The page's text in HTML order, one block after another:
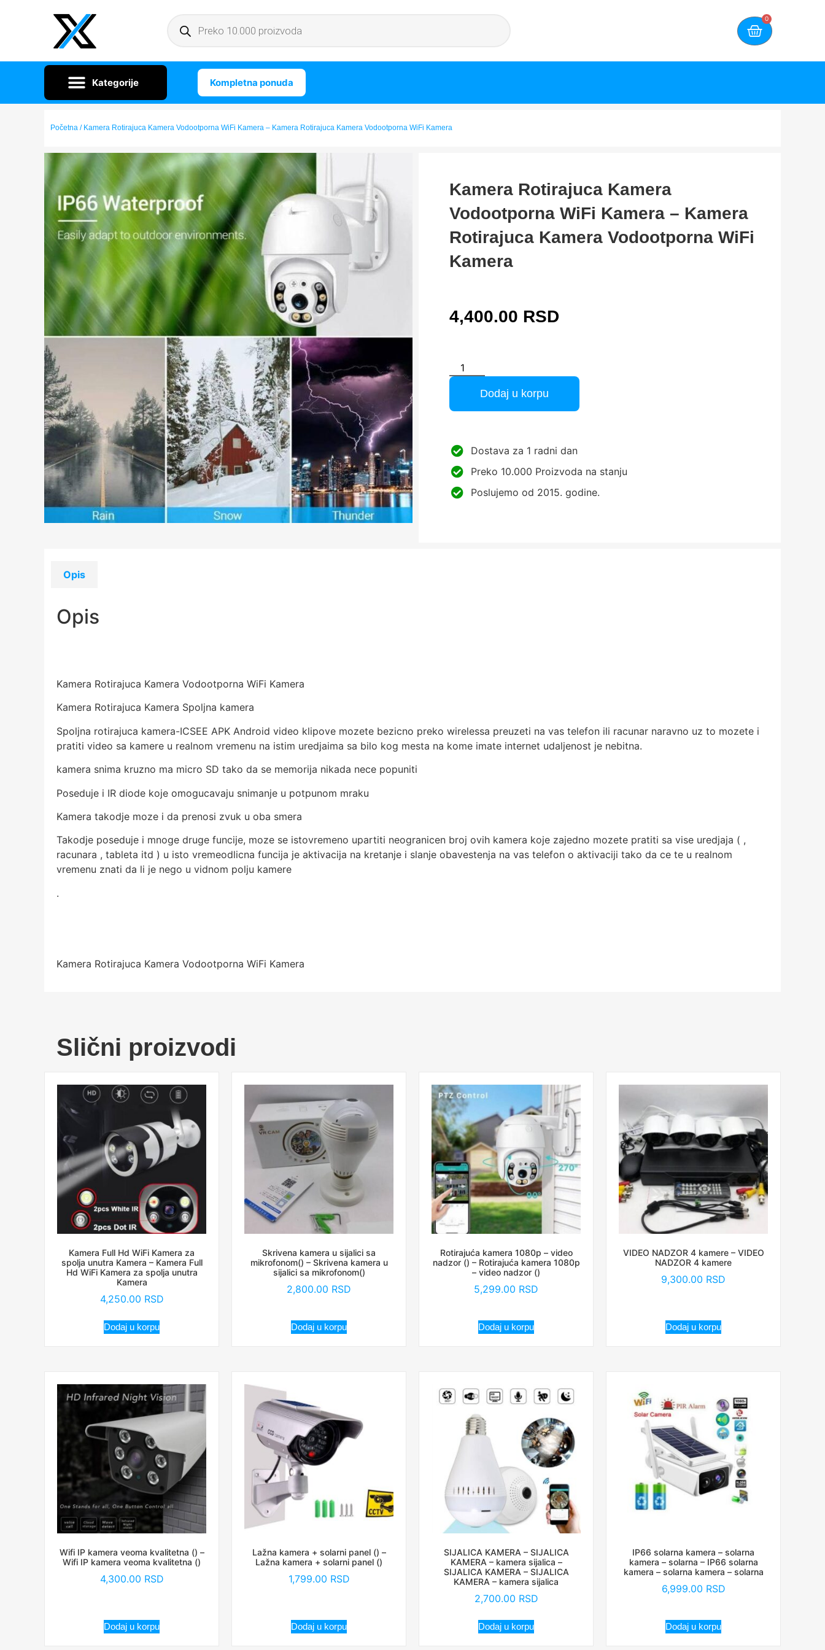
0
Kompletna ponuda
Početna / Kamera Rotirajuca Kamera Vodootporna WiFi Kamera – Kamera Rotirajuca Kamera Vodootporna WiFi Kamera
Kamera Rotirajuca Kamera
Vodootporna WiFi Kamera – Kamera
Rotirajuca Kamera Vodootporna WiFi
Kamera
4,400.00 RSD
Dodaj u korpu
Dostava za 1 radni dan
Preko 10.000 Proizvoda na stanju
Poslujemo od 2015. godine.
Opis
Opis
Kamera Rotirajuca Kamera Vodootporna WiFi Kamera
Kamera Rotirajuca Kamera Spoljna kamera
Spoljna rotirajuca kamera-ICSEE APK Android video klipove mozete bezicno preko wirelessa preuzeti na vas telefon ili racunar naravno uz to mozete i
pratiti video sa kamere u realnom vremenu na istim uredjaima sa bilo kog mesta na kome imate internet udaljenost je nebitna.
kamera snima kruzno ma micro SD tako da se memorija nikada nece popuniti
Poseduje i IR diode koje omogucavaju snimanje u potpunom mraku
Kamera takodje moze i da prenosi zvuk u oba smera
Takodje poseduje i mnoge druge funcije, moze se istovremeno upartiti neogranicen broj ovih kamera koje zajedno mozete pratiti sa vise uredjaja ( ,
racunara , tableta itd ) u isto vremeodlicna funcija je aktivacija na kretanje i slanje obavestenja na vas telefon o aktivaciji tako da ce te u realnom
vremenu znati da li je nego u vidnom polju kamere
.
Kamera Rotirajuca Kamera Vodootporna WiFi Kamera
Slični proizvodi
Kamera Full Hd WiFi Kamera za
spolja unutra Kamera – Kamera Full
Hd WiFi Kamera za spolja unutra
Kamera
4,250.00 RSD
Dodaj u korpu
Skrivena kamera u sijalici sa
mikrofonom() – Skrivena kamera u
sijalici sa mikrofonom()
2,800.00 RSD
Dodaj u korpu
Rotirajuća kamera 1080p – video
nadzor () – Rotirajuća kamera 1080p
– video nadzor ()
5,299.00 RSD
Dodaj u korpu
VIDEO NADZOR 4 kamere – VIDEO
NADZOR 4 kamere
9,300.00 RSD
Dodaj u korpu
Wifi IP kamera veoma kvalitetna () –
Wifi IP kamera veoma kvalitetna ()
4,300.00 RSD
Dodaj u korpu
Lažna kamera + solarni panel () –
Lažna kamera + solarni panel ()
1,799.00 RSD
Dodaj u korpu
SIJALICA KAMERA – SIJALICA
KAMERA – kamera sijalica –
SIJALICA KAMERA – SIJALICA
KAMERA – kamera sijalica
2,700.00 RSD
Dodaj u korpu
IP66 solarna kamera – solarna
kamera – solarna – IP66 solarna
kamera – solarna kamera – solarna
6,999.00 RSD
Dodaj u korpu